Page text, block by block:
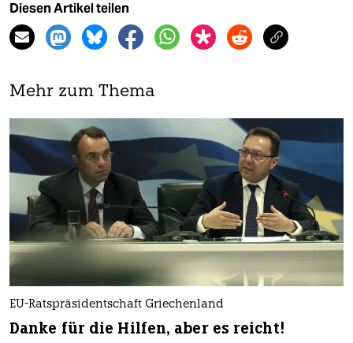
Diesen Artikel teilen
Mehr zum Thema
EU-Ratspräsidentschaft Griechenland
Danke für die Hilfen, aber es reicht!